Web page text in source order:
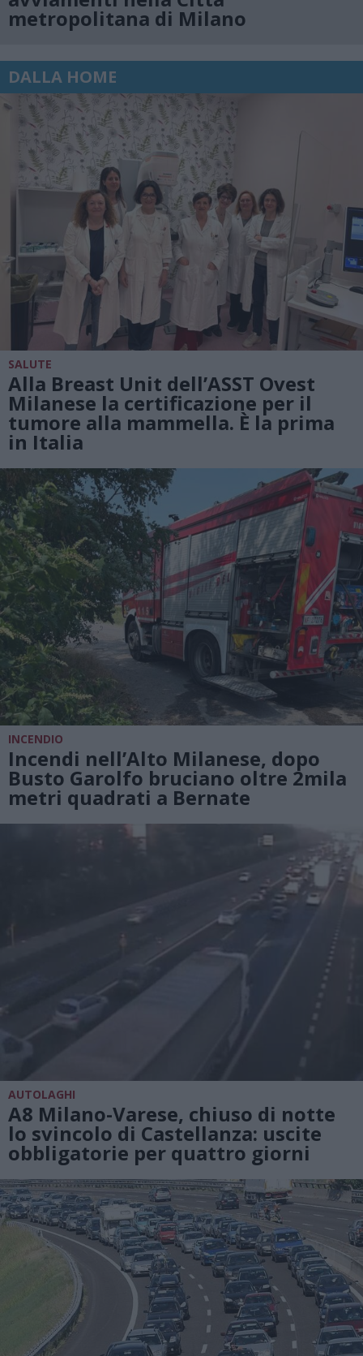
metropolitana di Milano
DALLA HOME
SALUTE
Alla Breast Unit dell’ASST Ovest
Milanese la certificazione per il
tumore alla mammella. È la prima
in Italia
INCENDIO
Incendi nell’Alto Milanese, dopo
Busto Garolfo bruciano oltre 2mila
metri quadrati a Bernate
AUTOLAGHI
A8 Milano-Varese, chiuso di notte
lo svincolo di Castellanza: uscite
obbligatorie per quattro giorni